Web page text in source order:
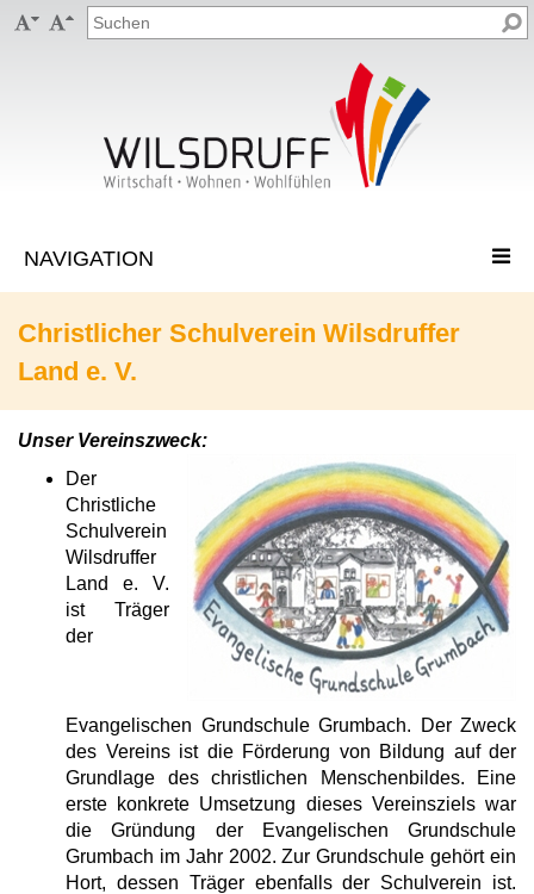
 
Christlicher Schulverein Wilsdruffer
Land e. V.
Unser Vereinszweck:
Der
Christliche
Schulverein
Wilsdruffer
Land e. V.
ist Träger
der
Evangelischen Grundschule Grumbach. Der Zweck
des Vereins ist die Förderung von Bildung auf der
Grundlage des christlichen Menschenbildes. Eine
erste konkrete Umsetzung dieses Vereinsziels war
die Gründung der Evangelischen Grundschule
Grumbach im Jahr 2002. Zur Grundschule gehört ein
Hort, dessen Träger ebenfalls der Schulverein ist.